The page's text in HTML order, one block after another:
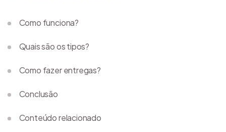
Como funciona?
Quais são os tipos?
Como fazer entregas?
Conclusão
Conteúdo relacionado